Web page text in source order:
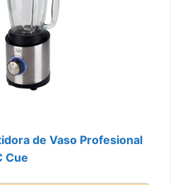
de Vaso Profesional
Cue